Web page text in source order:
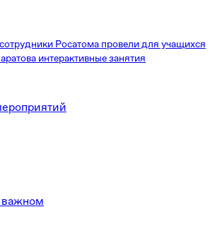
Росатома провели для учащихся
интерактивные занятия
важном